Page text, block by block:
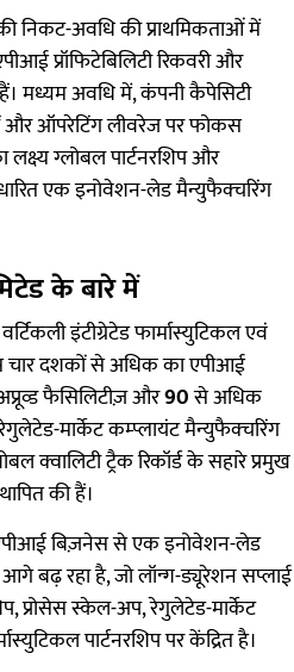
निकट-अवधि की प्राथमिकताओं में
प्रॉफिटेबिलिटी रिकवरी और
मध्यम अवधि में, कंपनी कैपेसिटी
ऑपरेटिंग लीवरेज पर फोकस
ग्लोबल पार्टनरशिप और
एक इनोवेशन-लेड मैन्युफैक्चरिंग
के बारे में
इंटीग्रेटेड फार्मास्युटिकल एवं
दशकों से अधिक का एपीआई
फैसिलिटीज़ और90से अधिक
मार्केट कम्प्लायंट मैन्युफैक्चरिंग
क्वालिटी ट्रैक रिकॉर्ड के सहारे प्रमुख
की हैं।
एपीआई बिज़नेस से एक इनोवेशन-लेड
बढ़ रहा है, जो लॉन्ग-ड्यूरेशन सप्लाई
प्रोसेस स्केल-अप, रेगुलेटेड-मार्केट
पार्टनरशिप पर केंद्रित है।